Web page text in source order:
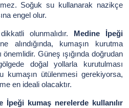
Soğuk su kullanarak nazikçe
engel olur.
olunmalıdır.
Medine İpeği
alındığında, kumaşın kurutma
Güneş ışığında doğrudan
doğal yollarla kurutulması
kumaşın ütülenmesi gerekiyorsa,
en ideali olacaktır.
İpeği kumaş nerelerde kullanılır